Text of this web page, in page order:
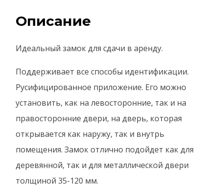
Описание
Идеальный замок для сдачи в аренду.
Поддерживает все способы идентификации.
Русифицированное приложение. Его можно
установить, как на левосторонние, так и на
правосторонние двери, на дверь, которая
открывается как наружу, так и внутрь
помещения. Замок отлично подойдет как для
деревянной, так и для металлической двери
толщиной 35-120 мм.